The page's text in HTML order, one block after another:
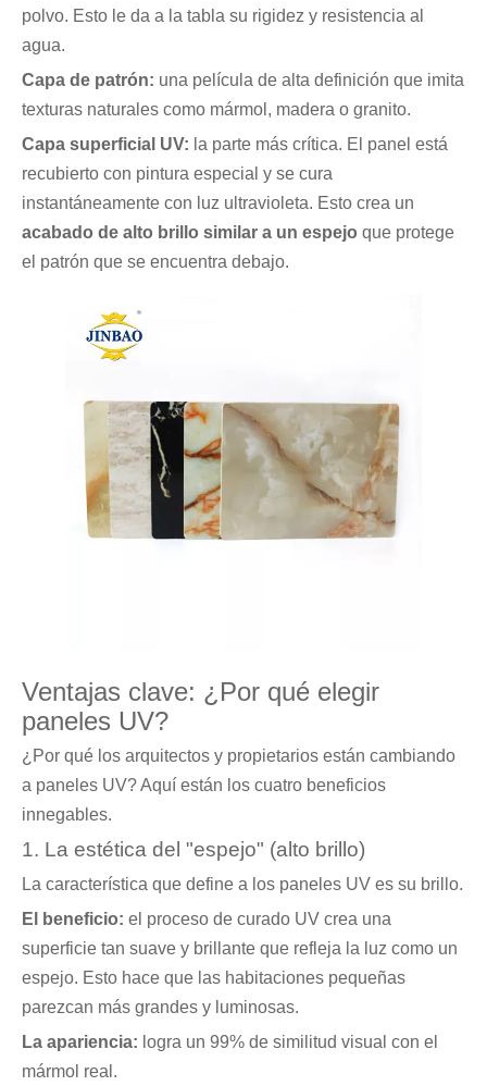
polvo. Esto le da a la tabla su rigidez y resistencia al
agua.
Capa de patrón: una película de alta definición que imita
texturas naturales como mármol, madera o granito.
Capa superficial UV: la parte más crítica. El panel está
recubierto con pintura especial y se cura
instantáneamente con luz ultravioleta. Esto crea un
acabado de alto brillo similar a un espejo que protege
el patrón que se encuentra debajo.
Ventajas clave: ¿Por qué elegir
paneles UV?
¿Por qué los arquitectos y propietarios están cambiando
a paneles UV? Aquí están los cuatro beneficios
innegables.
1. La estética del "espejo" (alto brillo)
La característica que define a los paneles UV es su brillo.
El beneficio: el proceso de curado UV crea una
superficie tan suave y brillante que refleja la luz como un
espejo. Esto hace que las habitaciones pequeñas
parezcan más grandes y luminosas.
La apariencia: logra un 99% de similitud visual con el
mármol real.